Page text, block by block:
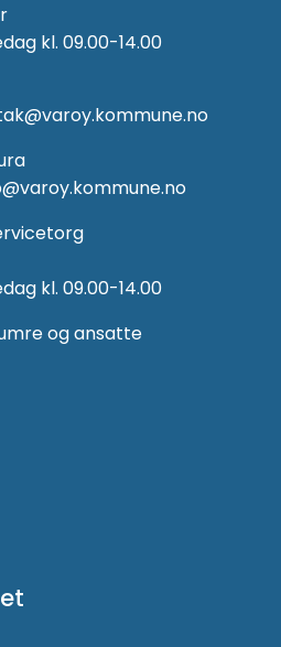
kl. 09.00-14.00
kl. 09.00-14.00
og ansatte